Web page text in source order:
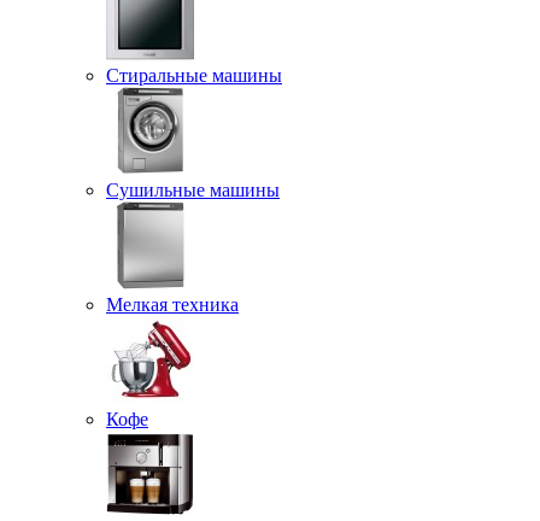
Стиральные машины
Сушильные машины
Мелкая техника
Кофе